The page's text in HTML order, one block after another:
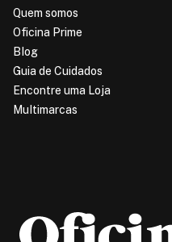
Quem somos
Oficina Prime
Blog
Guia de Cuidados
Encontre uma Loja
Multimarcas